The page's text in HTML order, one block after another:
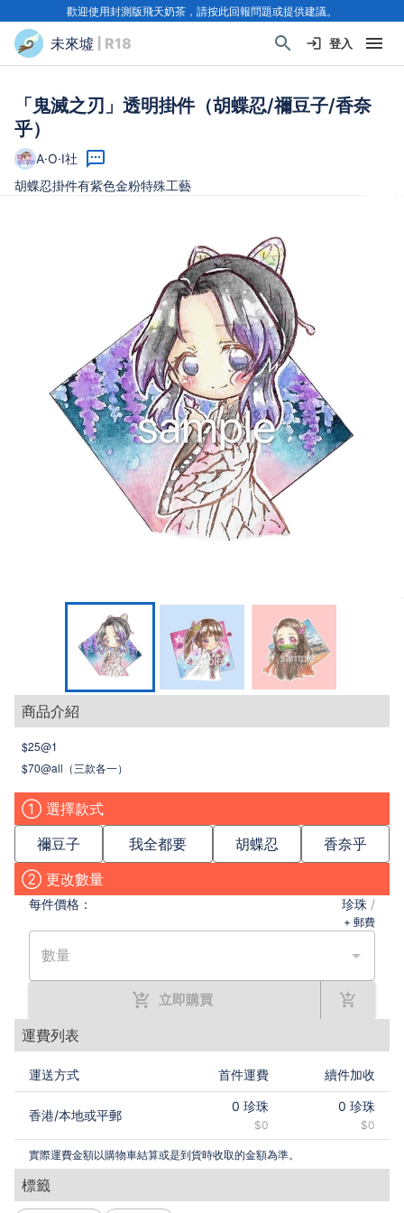
歡迎使用封測版飛天奶茶，請按此回報問題或提供建議。
未來墟 | R18 登入
「鬼滅之刃」透明掛件（胡蝶忍/禰豆子/香奈
乎）
A·O·I社
胡蝶忍掛件有紫色金粉特殊工藝
商品介紹
$25@1
$70@all （三款各一）
① 選擇款式
禰豆子
我全都要 胡蝶忍
香奈乎
② 更改數量
每件價格： 珍珠 /
+ 郵費
數量
立即購買
運費列表
運送方式 首件運費 續件加收
香港/本地或平郵
0 珍珠
$0
0 珍珠
$0
實際運費金額以購物車結算或是到貨時收取的金額為準。
標籤